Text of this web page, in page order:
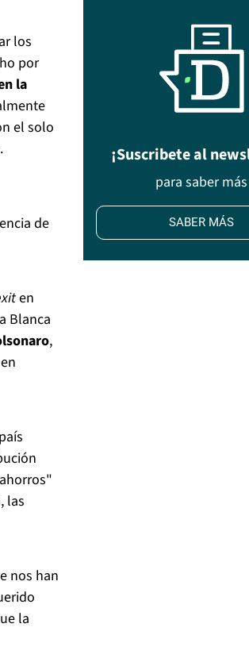
los
por
la
el solo
de
en
Blanca
,
las
nos han
la
¡Suscribete al
para saber más
SABER MÁS